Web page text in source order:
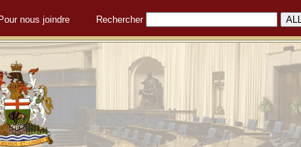
Pour nous joindre Rechercher